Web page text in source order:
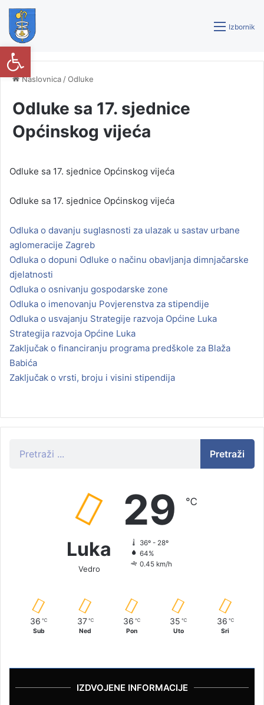
Izbornik
Naslovnica /Odluke
Odluke sa 17. sjednice
Općinskog vijeća
Odluke sa 17. sjednice Općinskog vijeća
Odluke sa 17. sjednice Općinskog vijeća
Odluka o davanju suglasnosti za ulazak u sastav urbane
aglomeracije Zagreb
Odluka o dopuni Odluke o načinu obavljanja dimnjačarske
djelatnosti
Odluka o osnivanju gospodarske zone
Odluka o imenovanju Povjerenstva za stipendije
Odluka o usvajanju Strategije razvoja Općine Luka
Strategija razvoja Općine Luka
Zaključak o financiranju programa predškole za Blaža
Babića
Zaključak o vrsti, broju i visini stipendija
Pretraži
Luka
Vedro
29 ℃
36º - 28º
64%
0.45 km/h
36 ℃
Sub
37 ℃
Ned
36 ℃
Pon
35 ℃
Uto
36 ℃
Sri
IZDVOJENE INFORMACIJE
Open toolbar